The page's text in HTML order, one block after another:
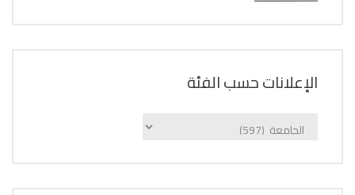
الإعلانات حسب الفئة
الإعلانات